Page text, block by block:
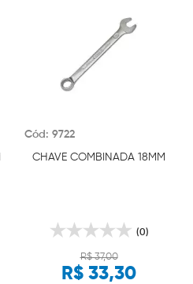
Cód: 9722
CHAVE COMBINADA 18MM
(0)
R$ 37,00
R$ 33,30